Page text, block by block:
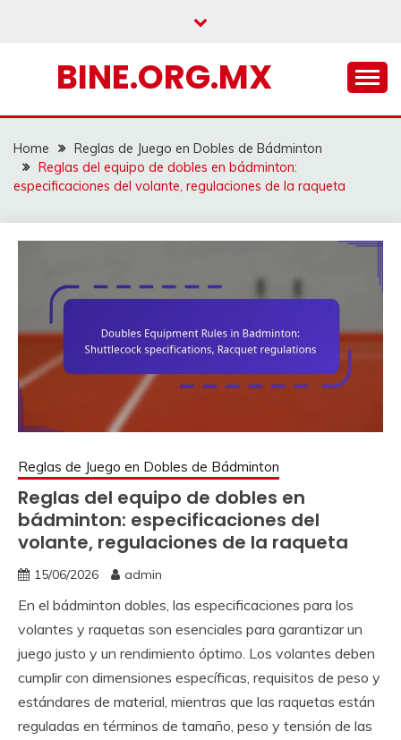
BINE.ORG.MX
Home
Reglas de Juego en Dobles de Bádminton
Reglas del equipo de dobles en bádminton:
especificaciones del volante, regulaciones de la raqueta
Reglas de Juego en Dobles de Bádminton
Reglas del equipo de dobles en
bádminton: especificaciones del
volante, regulaciones de la raqueta
15/06/2026 admin
En el bádminton dobles, las especificaciones para los
volantes y raquetas son esenciales para garantizar un
juego justo y un rendimiento óptimo. Los volantes deben
cumplir con dimensiones específicas, requisitos de peso y
estándares de material, mientras que las raquetas están
reguladas en términos de tamaño, peso y tensión de las